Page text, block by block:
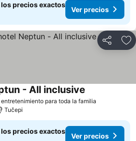
precios exactos
Ver precios
Compartir
para toda la familia
- All inclusive
Tučepi
precios exactos
Ver precios